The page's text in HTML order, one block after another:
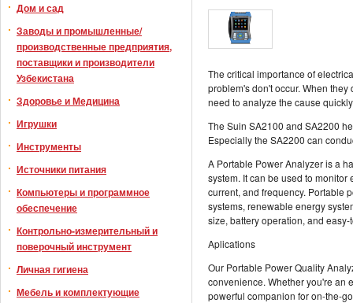
Дом и сад
Заводы и промышленные/
производственные предприятия,
поставщики и производители
Узбекистана
Здоровье и Медицина
Игрушки
Инструменты
Источники питания
Компьютеры и программное
обеспечение
Контрольно-измерительный и
поверочный инструмент
Личная гигиена
Мебель и комплектующие
The critical importance of
problem's don't occur. When
need to analyze the cause
The Suin SA2100 and SA2200
Especially the SA2200 can
A Portable Power Analyzer is a
system. It can be used to
current, and frequency. Portable
systems, renewable energy
size, battery operation, and
Aplications
Our Portable Power Quality
convenience. Whether you're an
powerful companion for on-the-